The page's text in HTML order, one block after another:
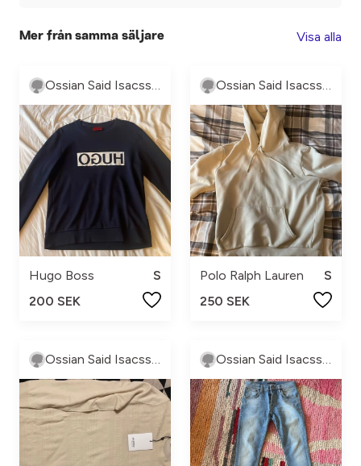
Mer från samma säljare Visa alla
Ossian Said Isacsson
Hugo Boss
S
200 SEK
Ossian Said Isacsson
Polo Ralph Lauren
S
250 SEK
Ossian Said Isacsson Ossian Said Isacsson